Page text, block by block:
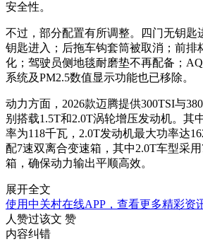
安全性。
不过，部分配置有所调整。四门无钥匙
钥匙进入；后拖车钩套筒被取消；前排
化；驾驶员侧地毯耐磨垫不再配备；
系统及PM2.5数值显示功能也已移除。
动力方面，2026款迈腾提供300TSI与
别搭载1.5T和2.0T涡轮增压发动机。其
率为118千瓦，2.0T发动机最大功率达
配7速双离合变速箱，其中2.0T车型采
箱，确保动力输出平顺高效。
展开全文
使用中关村在线APP，查看更多精彩资
人赞过该文 赞
内容纠错